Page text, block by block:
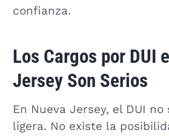
confianza.
Los Cargos por DUI
Jersey Son Serios
En Nueva Jersey, el DUI
ligera. No existe la